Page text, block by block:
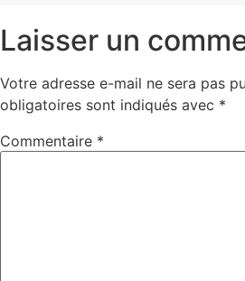
Laisser un
Votre adresse e-mail ne sera pas
obligatoires sont indiqués avec *
Commentaire *